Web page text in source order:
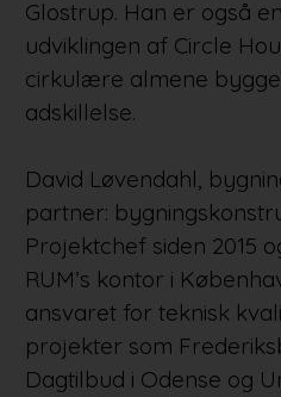
Glostrup. Han er også
udviklingen af Circle
cirkulære almene
adskillelse.
David Løvendahl,
partner:
Projektchef siden 2015
RUM’s kontor i
ansvaret for teknisk
projekter som
Dagtilbud i Odense og